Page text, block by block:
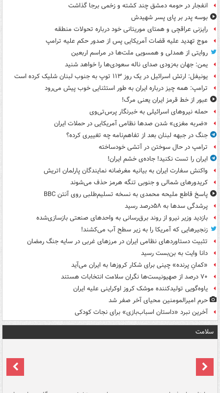
انفجار در حومه دمشق چند کشته و زخمی برجا گذاشت
بوسه‌ پدر بر پای پسر شهیدش
رایزنی عراقچی و همتای موریتانی خود درباره تحولات منطقه
موج تهدید علیه قضات آمریکایی پس از صدور حکم علیه ترامپ
روایتی از همدلی و همسویی ملت‌ها در مراسم اربعین
یمن: جهان به‌زودی صدای ناله سعودی‌ها را خواهد شنید
یونیفل: ارتش اسرائیل در یک روز ۱۱۳ توپ به جنوب لبنان شلیک کرده است
ترامپ: همه چیز درباره ایران به طور استثنایی خوب پیش می‌رود
عبور از خط قرمز ایران یعنی مرگ!
حمله نیروهای اسرائیلی به خبرنگار پرس‌تی‌وی
«ضربه مغزی» شدن صدها نظامی آمریکایی در حملات ایران
جنگ در جبهه لبنان بعد از تفاهم‌نامه چه تغییری کرده؟
ترامپ در حال سوختن در آتشی خودساخته
ایران را تست نکنید! جاده‌ی خشم ایران!
واکنش سفارت ایران به بیانیه مغرضانه نمایندگان پارلمان اتریش
کریدورهای شمالی و جنوبی تنگه هرمز حذف می‌شوند
پاسخ قاطع ملیحه محمدی به نسخه تسلیم‌طلبی روی آنتن BBC
پرشدگی سدها به ۵۸درصد رسید
بازدید وزیر نیرو از روند برق‌رسانی به واحدهای صنعتی بازسازی‌شده
زنجیرهایی که آمریکا را به زیر سطح آب می‌کشند!
تثبیت دستاوردهای نظامی ایران در مرزهای غربی در سایه جنگ رمضان
دانا وایت به بن‌بست رسید
«کمانِ پرنده» چینی برای شکار کروزها به ایران می‌آید
۷۰ درصد از صهیونیست‌ها نگران سلامت انتخابات هستند
یاوه‌گویی تولیدکننده موشک کروز اوکراینی علیه ایران
حرم امیرالمومنین محیای آخر صفر شد
آخرین نبرد «داستان اسباب‌بازی» برای نجات کودکی
سلامت